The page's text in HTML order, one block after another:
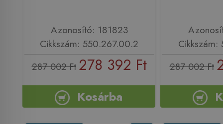
Azonosító: 181823
Cikkszám: 550.267.00.2
287 002 Ft 278 392 Ft
Kosárba
287 002 Ft